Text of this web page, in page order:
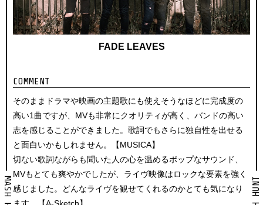
FADE LEAVES
COMMENT
そのままドラマや映画の主題歌にも使えそうなほどに完成度の
高い1曲ですが、MVも非常にクオリティが高く、バンドの高い
志を感じることができました。歌詞でもさらに独自性を出せる
と面白いかもしれません。【MUSICA】
切ない歌詞ながらも聞いた人の心を温めるポップなサウンド、
MVもとても爽やかでしたが、ライヴ映像はロックな要素を強く
感じました。どんなライヴを観せてくれるのかとても気になり